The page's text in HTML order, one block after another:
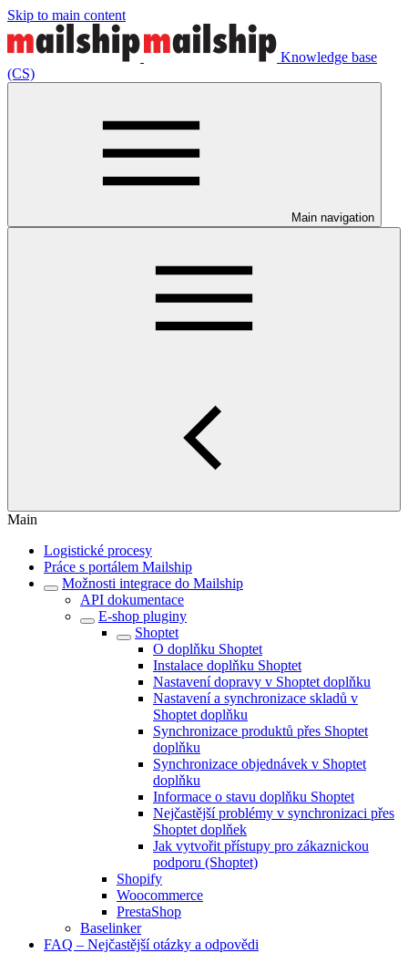
Skip to main content
Knowledge base
(CS)
Main navigation
Main
Logistické procesy
Práce s portálem Mailship
Možnosti integrace do Mailship
API dokumentace
E-shop pluginy
Shoptet
O doplňku Shoptet
Instalace doplňku Shoptet
Nastavení dopravy v Shoptet doplňku
Nastavení a synchronizace skladů v
Shoptet doplňku
Synchronizace produktů přes Shoptet
doplňku
Synchronizace objednávek v Shoptet
doplňku
Informace o stavu doplňku Shoptet
Nejčastější problémy v synchronizaci přes
Shoptet doplňek
Jak vytvořit přístupy pro zákaznickou
podporu (Shoptet)
Shopify
Woocommerce
PrestaShop
Baselinker
FAQ – Nejčastější otázky a odpovědi